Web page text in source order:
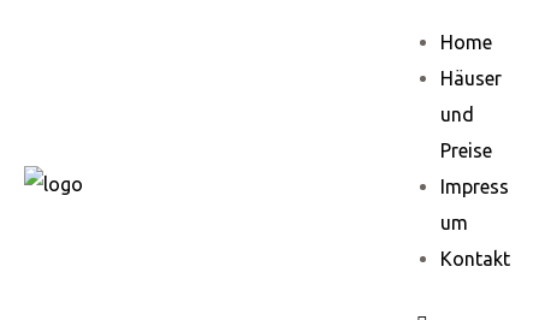
Home
Häuser
und
Preise
Impress
um
Kontakt